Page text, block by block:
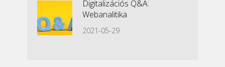
Digitalizációs Q&A:
Webanalitika
2021-05-29